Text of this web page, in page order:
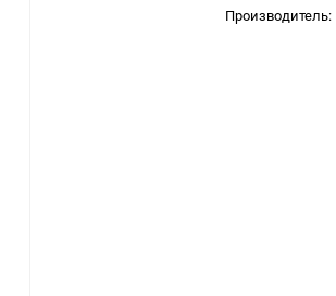
Производитель: